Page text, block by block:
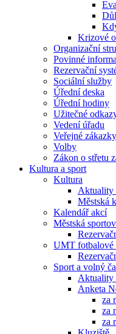
Krizové
Organizační
Povinné
Rezervační
Sociální služby
Úřední deska
Úřední hodiny
Užitečné
Vedení úřadu
Veřejné zákazky
Volby
Zákon o střetu
Kultura a sport
Kultura
Aktuality
Městská
Kalendář akcí
Městská
UMT fotbalové
Sport a volný
Aktuality
Anketa
za
za
za